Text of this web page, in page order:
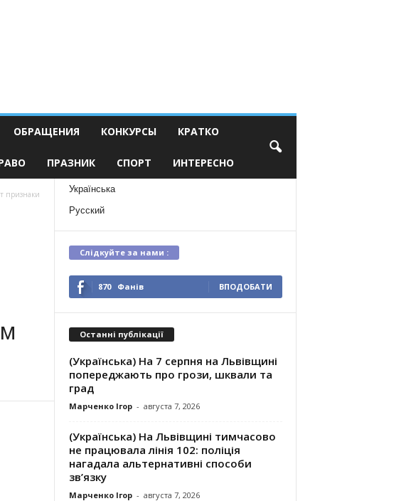
ОБРАЩЕНИЯ КОНКУРСЫ КРАТКО
ПРАЗНИК СПОРТ ИНТЕРЕСНО
признаки
Українська
Русский
Слідкуйте за нами :
870 Фанів ВПОДОБАТИ
Останні публікації
(Українська) На 7 серпня на Львівщині
попереджають про грози, шквали та
град
Марченко Ігор - августа 7, 2026
(Українська) На Львівщині тимчасово
не працювала лінія 102: поліція
нагадала альтернативні способи
зв’язку
Марченко Ігор - августа 7, 2026